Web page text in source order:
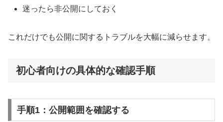
迷ったら非公開にしておく
これだけでも公開に関するトラブルを大幅に減らせます。
初心者向けの具体的な確認手順
手順1：公開範囲を確認する